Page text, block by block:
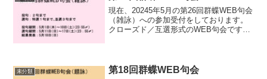
りです。ネプリ『...
現在、20245年5月の第26回群蝶WEB句会
（雑詠）への参加受付をしております。
クローズド／互選形式のWEB句会です。
た作品や句会...
未分類 第18回群蝶WEB句会